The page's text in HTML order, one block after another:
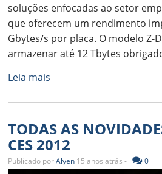
soluções enfocadas ao setor
que oferecem um rendimento
Gbytes/s por placa. O modelo Z-
armazenar até 12 Tbytes
Leia mais
TODAS AS
CES 2012
Publicado porAlyen 15 anos atrás - 0